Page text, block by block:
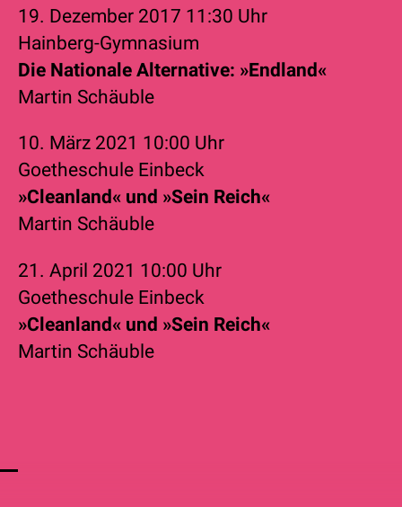
19. Dezember 2017 11:30 Uhr
Hainberg-Gymnasium
Die Nationale Alternative: »Endland«
Martin Schäuble
10. März 2021 10:00 Uhr
Goetheschule Einbeck
»Cleanland« und »Sein Reich«
Martin Schäuble
21. April 2021 10:00 Uhr
Goetheschule Einbeck
»Cleanland« und »Sein Reich«
Martin Schäuble